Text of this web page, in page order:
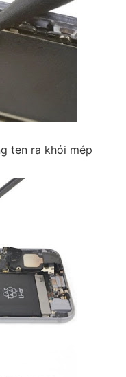
ten ra khỏi mép